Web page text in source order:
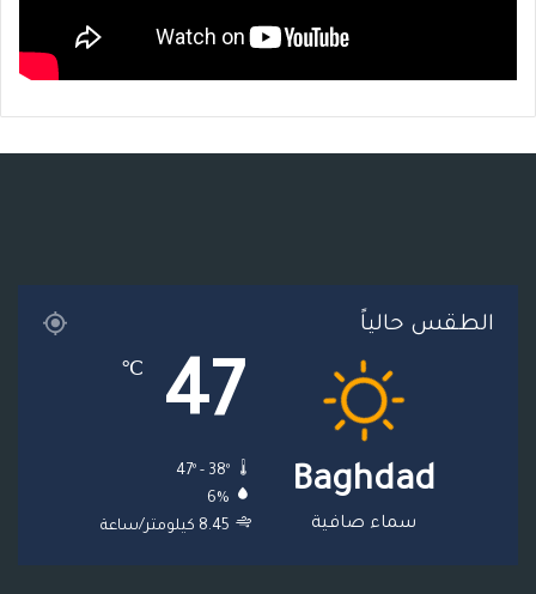
الطقس حالياً
Baghdad
سماء صافية
47
℃
6%
8.45 كيلومتر/ساعة